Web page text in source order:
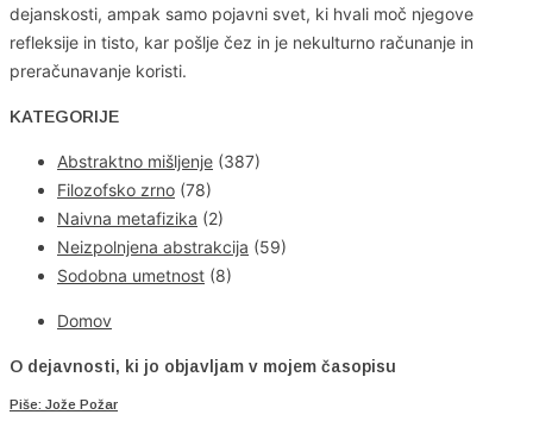
dejanskosti, ampak samo pojavni svet, ki hvali moč njegove
refleksije in tisto, kar pošlje čez in je nekulturno računanje in
preračunavanje koristi.
KATEGORIJE
Abstraktno mišljenje (387)
Filozofsko zrno (78)
Naivna metafizika (2)
Neizpolnjena abstrakcija (59)
Sodobna umetnost (8)
Domov
O dejavnosti, ki jo objavljam v mojem časopisu
Piše: Jože Požar